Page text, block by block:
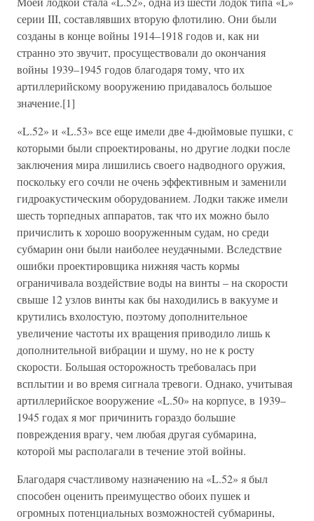
серии III, составлявших вторую флотилию. Они были
созданы в конце войны 1914–1918 годов и, как ни
странно это звучит, просуществовали до окончания
войны 1939–1945 годов благодаря тому, что их
артиллерийскому вооружению придавалось большое
значение.[1]
«L.52» и «L.53» все еще имели две 4-дюймовые пушки, с
которыми были спроектированы, но другие лодки после
заключения мира лишились своего надводного оружия,
поскольку его сочли не очень эффективным и заменили
гидроакустическим оборудованием. Лодки также имели
шесть торпедных аппаратов, так что их можно было
причислить к хорошо вооруженным судам, но среди
субмарин они были наиболее неудачными. Вследствие
ошибки проектировщика нижняя часть кормы
ограничивала воздействие воды на винты – на скорости
свыше 12 узлов винты как бы находились в вакууме и
крутились вхолостую, поэтому дополнительное
увеличение частоты их вращения приводило лишь к
дополнительной вибрации и шуму, но не к росту
скорости. Большая осторожность требовалась при
всплытии и во время сигнала тревоги. Однако, учитывая
артиллерийское вооружение «L.50» на корпусе, в 1939–
1945 годах я мог причинить гораздо большие
повреждения врагу, чем любая другая субмарина,
которой мы располагали в течение этой войны.
Благодаря счастливому назначению на «L.52» я был
способен оценить преимущество обоих пушек и
огромных потенциальных возможностей субмарины,